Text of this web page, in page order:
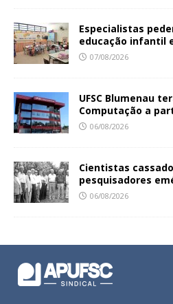
Especialistas
educação infantil
07/08/2026
UFSC Blumenau
Computação a
06/08/2026
Cientistas
pesquisadores
06/08/2026